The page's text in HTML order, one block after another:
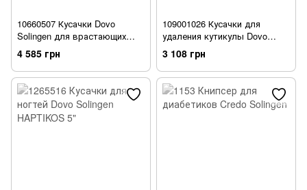
10660507 Кусачки Dovo
Solingen для врастающих
ногтей 5"
4 585 грн
109001026 Кусачки для
удаления кутикулы Dovo
Solingen
3 108 грн